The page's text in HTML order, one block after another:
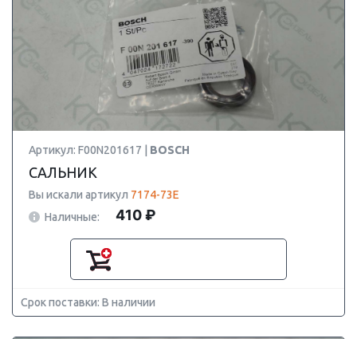
Артикул: F00N201617 | BOSCH
САЛЬНИК
Вы искали артикул 7174-73E
Наличные:
410 ₽
Срок поставки: В наличии